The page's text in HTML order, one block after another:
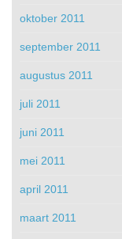
oktober 2011
september 2011
augustus 2011
juli 2011
juni 2011
mei 2011
april 2011
maart 2011